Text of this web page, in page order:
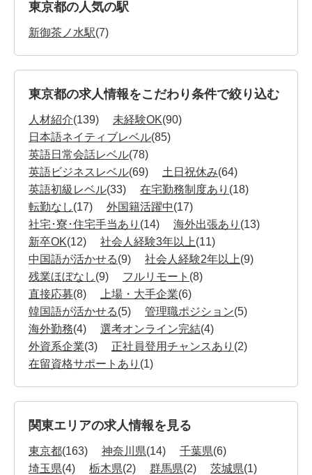
東京都の人気の駅
新御茶ノ水駅(7)
東京都の求人情報をこだわり条件で絞り込む
人材紹介(139) 未経験OK(90)
日本語ネイティブレベル(85)
英語日常会話レベル(78)
英語ビジネスレベル(69) 土日祝休み(64)
英語初級レベル(33) 在宅勤務制度あり (18)
転勤なし(17) 外国籍活躍中(17)
社宅･寮･住宅手当あり (14) 海外出張あり (13)
新卒OK(12) 社会人経験3年以上(11)
中国語が活かせる(9) 社会人経験2年以上(9)
残業ほぼなし(9) フルリモート (8)
直接応募(8) 上場・大手企業(6)
韓国語が活かせる(5) 管理職ポジション(5)
海外勤務(4) 選考オンライン完結(4)
外資系企業(3) 正社員登用チャンスあり (2)
在留資格サポートあり (1)
関東エリアの求人情報を見る
東京都(163) 神奈川県(14) 千葉県(6)
埼玉県(4) 栃木県(2) 群馬県(2) 茨城県(1)